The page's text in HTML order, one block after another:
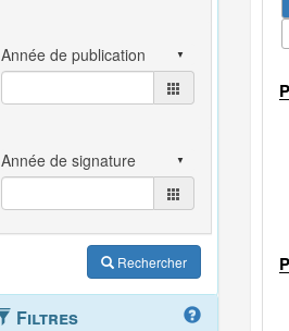
Rechercher
Filtres